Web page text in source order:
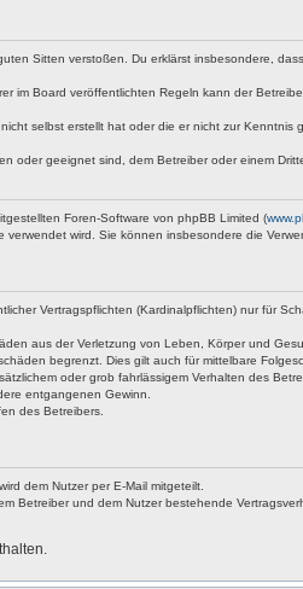
Sitten verstoßen. Du erklärst insbesondere,
Board veröffentlichten Regeln kann der
selbst erstellt hat oder die er nicht zur
oder geeignet sind, dem Betreiber oder einem
Foren-Software von phpBB Limited (
wird. Sie können insbesondere die
Vertragspflichten (Kardinalpflichten) nur für
aus der Verletzung von Leben, Körper und
begrenzt. Dies gilt auch für mittelbare
oder grob fahrlässigem Verhalten des
entgangenen Gewinn.
des Betreibers.
dem Nutzer per E-Mail mitgeteilt.
Betreiber und dem Nutzer bestehende